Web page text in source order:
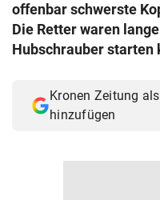
offenbar schwerste
Die Retter waren
Hubschrauber starten
Kronen Zeitung
hinzufügen